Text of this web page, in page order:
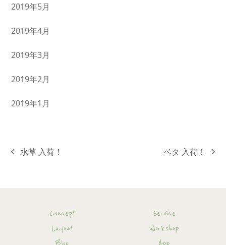
2019年5月
2019年4月
2019年3月
2019年2月
2019年1月
previous
水草 入荷！
next
ベタ 入荷！
Concept
Service
Layout
Workshop